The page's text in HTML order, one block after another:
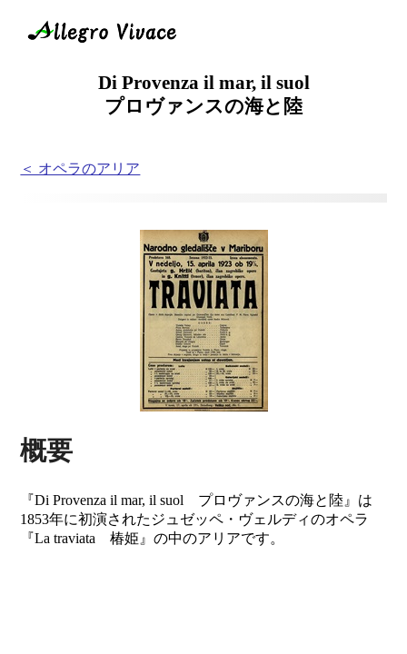
Di Provenza il mar, il suol
プロヴァンスの海と陸
＜ オペラのアリア
概要
『Di Provenza il mar, il suol プロヴァンスの海と陸』は
1853年に初演されたジュゼッペ・ヴェルディのオペラ
『La traviata 椿姫』の中のアリアです。